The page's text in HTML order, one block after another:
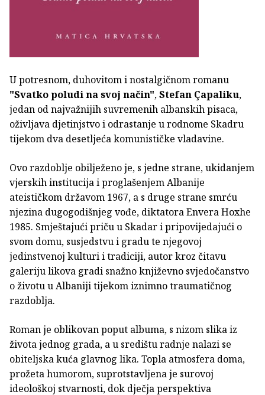
U potresnom, duhovitom i nostalgičnom romanu
"Svatko poludi na svoj način",Stefan Çapaliku,
jedan od najvažnijih suvremenih albanskih pisaca,
oživljava djetinjstvo i odrastanje u rodnome Skadru
tijekom dva desetljeća komunističke vladavine.
Ovo razdoblje obilježeno je, s jedne strane, ukidanjem
vjerskih institucija i proglašenjem Albanije
ateističkom državom 1967, a s druge strane smrću
njezina dugogodišnjeg vođe, diktatora Envera Hoxhe
1985. Smještajući priču u Skadar i pripovijedajući o
svom domu, susjedstvu i gradu te njegovoj
jedinstvenoj kulturi i tradiciji, autor kroz čitavu
galeriju likova gradi snažno književno svjedočanstvo
o životu u Albaniji tijekom iznimno traumatičnog
razdoblja.
Roman je oblikovan poput albuma, s nizom slika iz
života jednog grada, a u središtu radnje nalazi se
obiteljska kuća glavnog lika. Topla atmosfera doma,
prožeta humorom, suprotstavljena je surovoj
ideološkoj stvarnosti, dok dječja perspektiva